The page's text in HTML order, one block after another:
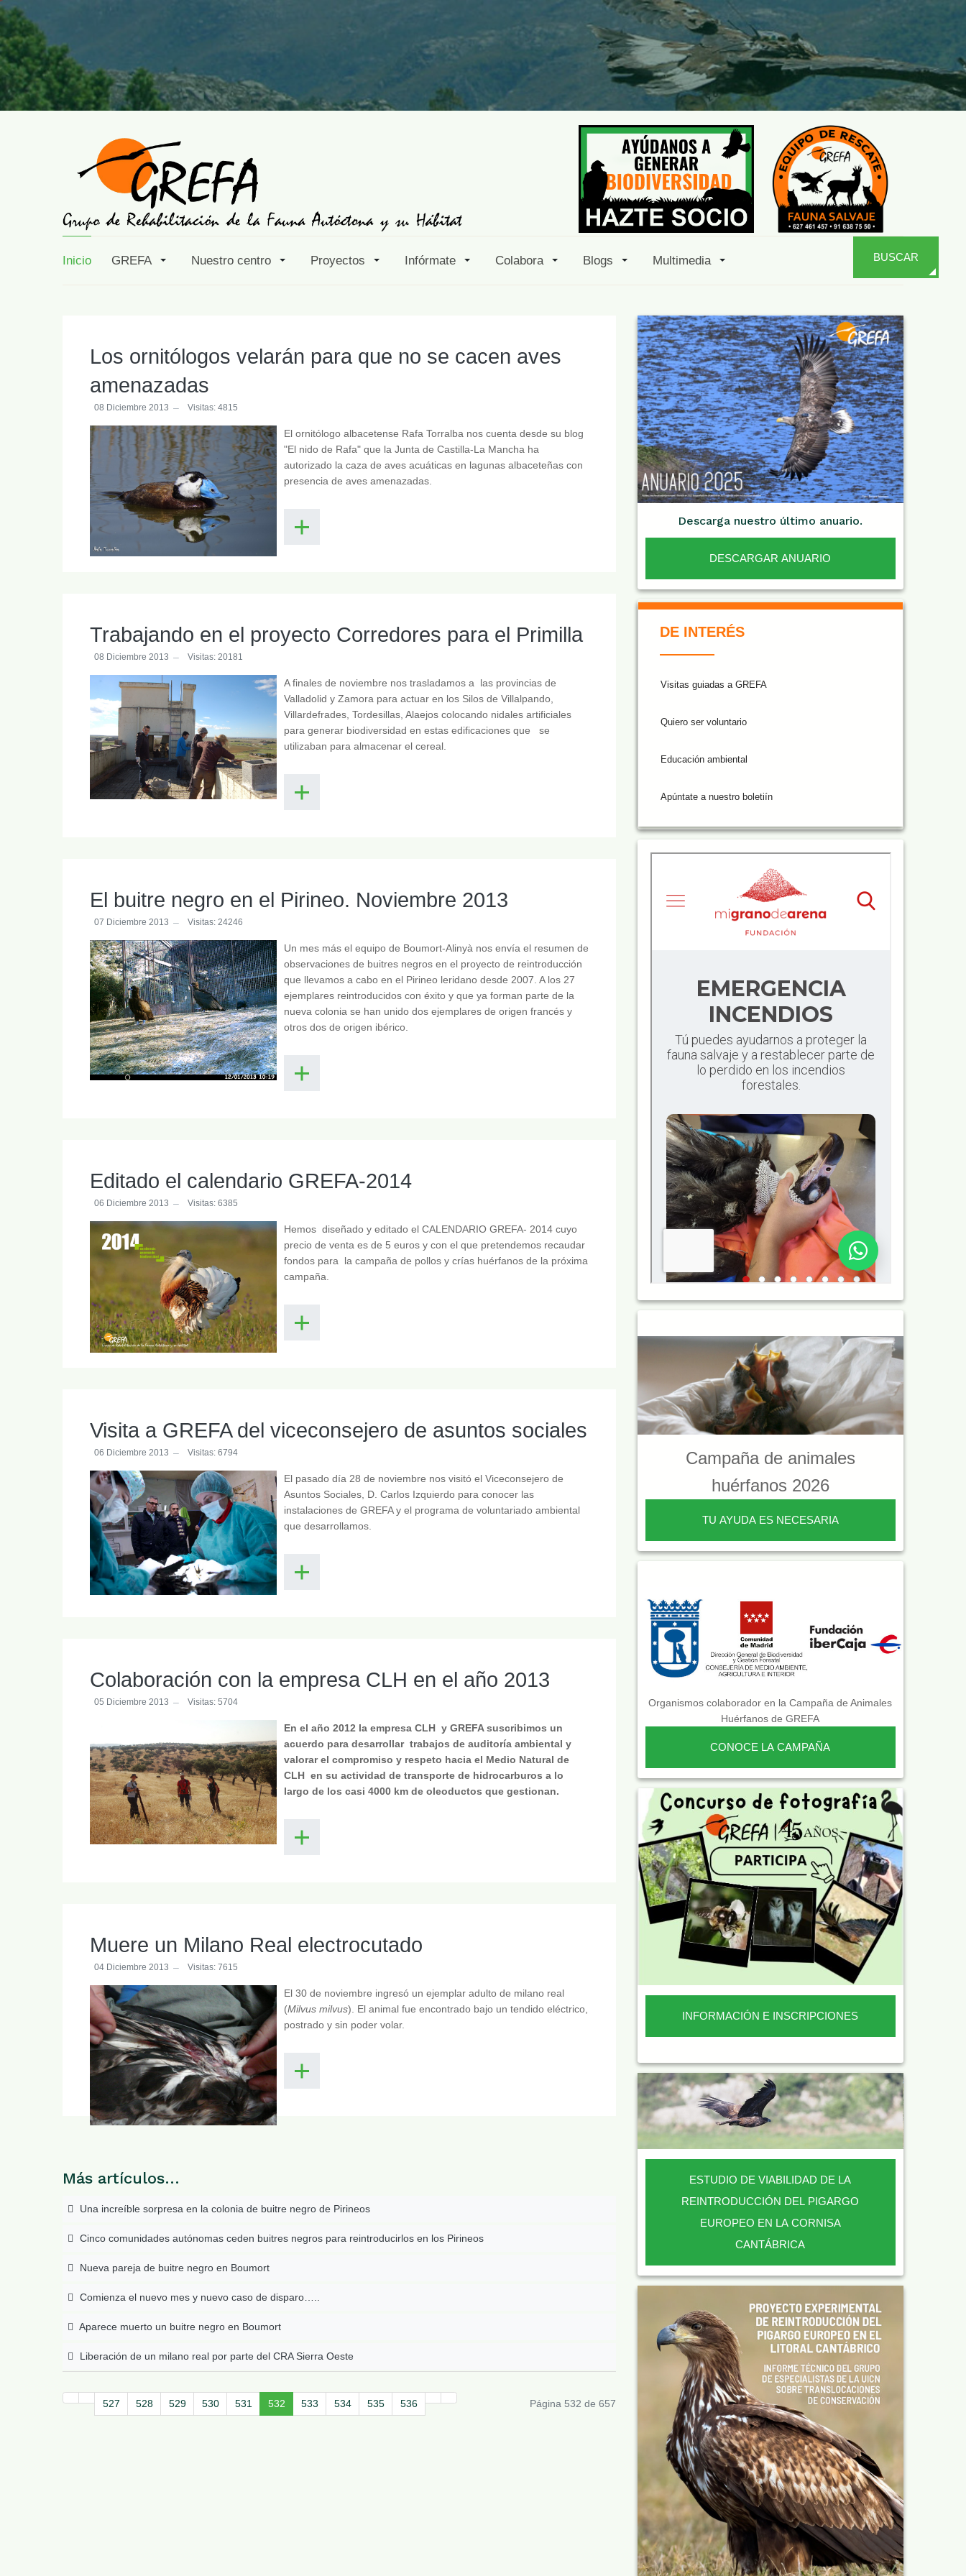
Inicio GREFA Nuestro centro Proyectos Infórmate Colabora Blogs Multimedia BUSCAR
Los ornitólogos velarán para que no se cacen aves
amenazadas
08 Diciembre 2013 Visitas: 4815
El ornitólogo albacetense Rafa Torralba nos cuenta desde su blog
"El nido de Rafa" que la Junta de Castilla-La Mancha ha
autorizado la caza de aves acuáticas en lagunas albaceteñas con
presencia de aves amenazadas.
Trabajando en el proyecto Corredores para el Primilla
08 Diciembre 2013 Visitas: 20181
A finales de noviembre nos trasladamos a las provincias de
Valladolid y Zamora para actuar en los Silos de Villalpando,
Villardefrades, Tordesillas, Alaejos colocando nidales artificiales
para generar biodiversidad en estas edificaciones que se
utilizaban para almacenar el cereal.
El buitre negro en el Pirineo. Noviembre 2013
07 Diciembre 2013 Visitas: 24246
Un mes más el equipo de Boumort-Alinyà nos envía el resumen de
observaciones de buitres negros en el proyecto de reintroducción
que llevamos a cabo en el Pirineo leridano desde 2007. A los 27
ejemplares reintroducidos con éxito y que ya forman parte de la
nueva colonia se han unido dos ejemplares de origen francés y
otros dos de origen ibérico.
Editado el calendario GREFA-2014
06 Diciembre 2013 Visitas: 6385
Hemos diseñado y editado el CALENDARIO GREFA- 2014 cuyo
precio de venta es de 5 euros y con el que pretendemos recaudar
fondos para la campaña de pollos y crías huérfanos de la próxima
campaña.
Visita a GREFA del viceconsejero de asuntos sociales
06 Diciembre 2013 Visitas: 6794
El pasado día 28 de noviembre nos visitó el Viceconsejero de
Asuntos Sociales, D. Carlos Izquierdo para conocer las
instalaciones de GREFA y el programa de voluntariado ambiental
que desarrollamos.
Colaboración con la empresa CLH en el año 2013
05 Diciembre 2013 Visitas: 5704
En el año 2012 la empresa CLH y GREFA suscribimos un
acuerdo para desarrollar trabajos de auditoría ambiental y
valorar el compromiso y respeto hacia el Medio Natural de
CLH en su actividad de transporte de hidrocarburos a lo
largo de los casi 4000 km de oleoductos que gestionan.
Muere un Milano Real electrocutado
04 Diciembre 2013 Visitas: 7615
El 30 de noviembre ingresó un ejemplar adulto de milano real
(Milvus milvus). El animal fue encontrado bajo un tendido eléctrico,
postrado y sin poder volar.
Más artículos…
Una increíble sorpresa en la colonia de buitre negro de Pirineos
Cinco comunidades autónomas ceden buitres negros para reintroducirlos en los Pirineos
Nueva pareja de buitre negro en Boumort
Comienza el nuevo mes y nuevo caso de disparo…..
Aparece muerto un buitre negro en Boumort
Liberación de un milano real por parte del CRA Sierra Oeste
527 528 529 530 531 532 533 534 535 536 Página 532 de 657
Descarga nuestro último anuario.
DESCARGAR ANUARIO
DE INTERÉS
Visitas guiadas a GREFA
Quiero ser voluntario
Educación ambiental
Apúntate a nuestro boletiín
Campaña de animales
huérfanos 2026
TU AYUDA ES NECESARIA
Organismos colaborador en la Campaña de Animales
Huérfanos de GREFA
CONOCE LA CAMPAÑA
INFORMACIÓN E INSCRIPCIONES
ESTUDIO DE VIABILIDAD DE LA
REINTRODUCCIÓN DEL PIGARGO
EUROPEO EN LA CORNISA
CANTÁBRICA